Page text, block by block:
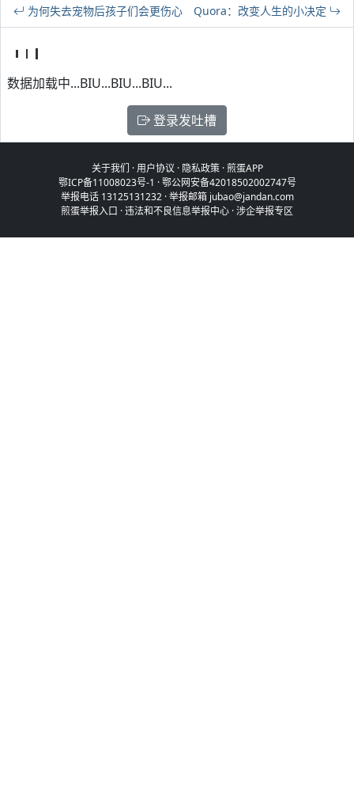
为何失去宠物后孩子们会更伤心 Quora：改变人生的小决定
数据加载中...BIU...BIU...BIU...
登录发吐槽
关于我们 ·用户协议 · 隐私政策·煎蛋APP
鄂ICP备11008023号-1 ·鄂公网安备42018502002747号
举报电话 13125131232 · 举报邮箱 jubao@jandan.com
煎蛋举报入口 ·违法和不良信息举报中心 ·涉企举报专区